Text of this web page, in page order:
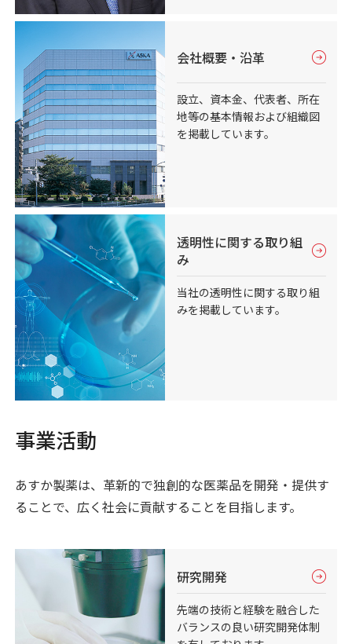
会社概要・沿革
設立、資本金、代表者、所在
地等の基本情報および組織図
を掲載しています。
透明性に関する取り組
み
当社の透明性に関する取り組
みを掲載しています。
事業活動
あすか製薬は、革新的で独創的な医薬品を開発・提供す
ることで、広く社会に貢献することを目指します。
研究開発
先端の技術と経験を融合した
バランスの良い研究開発体制